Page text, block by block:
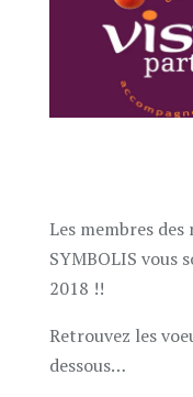
Les membres des
SYMBOLIS vous
2018 !!
Retrouvez les
dessous…